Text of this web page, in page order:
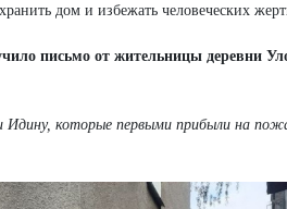
дом и избежать человеческих
письмо от жительницы деревни
которые первыми прибыли на